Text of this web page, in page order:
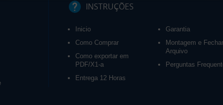
INSTRUÇÕES
Inicio
Como Comprar
Como exportar em
PDF/X1-a
Entrega 12 Horas
Garantia
Montagem e
Arquivo
Perguntas